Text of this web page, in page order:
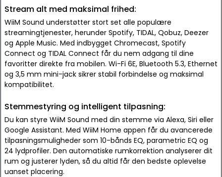
Stream alt med maksimal frihed:
WiiM Sound understøtter stort set alle populære
streamingtjenester, herunder Spotify, TIDAL, Qobuz, Deezer
og Apple Music. Med indbygget Chromecast, Spotify
Connect og TIDAL Connect får du nem adgang til dine
favoritter direkte fra mobilen. Wi-Fi 6E, Bluetooth 5.3, Ethernet
og 3,5 mm mini-jack sikrer stabil forbindelse og maksimal
kompatibilitet.
Stemmestyring og intelligent tilpasning:
Du kan styre WiiM Sound med din stemme via Alexa, Siri eller
Google Assistant. Med WiiM Home appen får du avancerede
tilpasningsmuligheder som 10-bånds EQ, parametric EQ og
24 lydprofiler. Den automatiske rumkorrektion analyserer dit
rum og justerer lyden, så du altid får den bedste oplevelse
uanset placering.